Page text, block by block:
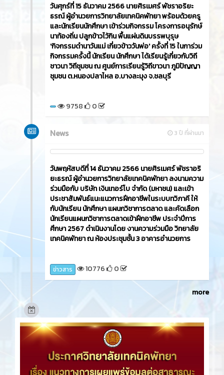
วันศุกร์ที่ 15 ธันวาคม 2566​ นายศิรเมศร์ พัชราอริยะ
ธรณ์ ผู้อำนวยการวิทยาลัยเทคนิคพัทยา พร้อมด้วยครู
และนักเรียนนักศึกษา เข้าร่วมกิจกรรม โครงการอนุรักษ์
นาท้องถิ่น ปลูกข้าวไว้กิน พื้นแผ่นดินบรรพบุรุษ
'กิจกรรมดำนาวันแม่ เกี่ยวข้าววันพ่อ' ครั้งที่ 15 ในการ่วม
กิจกรรมครั้งนี้ นักเรียน นักศึกษา ได้เรียนรู้เกี่ยวกับวิถี
ชาวนา วิถีชุมชน ณ ศูนย์การเรียนรู้วิถีขาวนา ภูมิปัญญา
ชุมชน ต.หนองปลาไหล อ.บางละมุง จ.ชลบุรี
9758 0
3 ปี ที่ผ่านมา
News
วันพฤหัสบดีที่ 14 ธันวาคม 2566​ นายศิรเมศร์ พัชราอริ
ยะธรณ์ ผู้อำนวยการวิทยาลัยเทคนิคพัทยา ลงนามความ
ร่วมมือกับ บริษัท เงินเทอร์โบ จำกัด (มหาชน) และเข้า
ประชาสัมพันธ์แนะแนวการฝึกอาชีพในระบบทวิภาคี ให้
กับนักเรียน นักศึกษา แผนกวิชาการตลาด และคัดเลือก
นักเรียนแผนกวิชาการตลาดเข้าฝึกอาชีพ ประจำปีการ
ศึกษา 2567 ดำเนินงานโดย งานความร่วมมือ วิทยาลัย
เทคนิคพัทยา ณ ห้องประชุมชั้น 3 อาคารอำนวยการ
ข่าวสาร 10776 0
more